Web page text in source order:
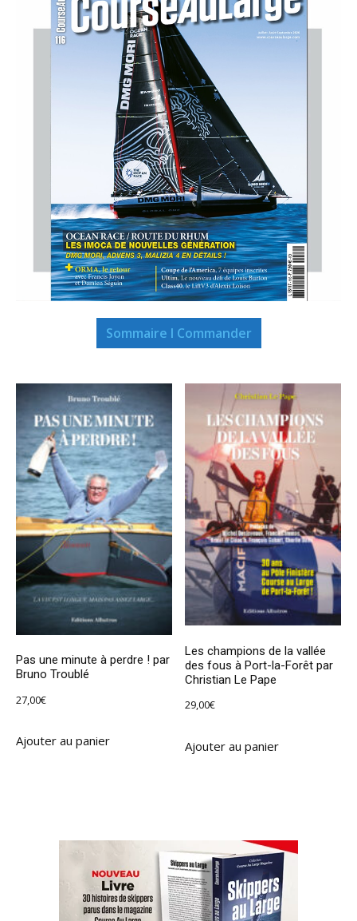
Sommaire I Commander
Pas une minute à perdre ! par
Bruno Troublé
27,00€
Ajouter au panier
Les champions de la vallée
des fous à Port-la-Forêt par
Christian Le Pape
29,00€
Ajouter au panier